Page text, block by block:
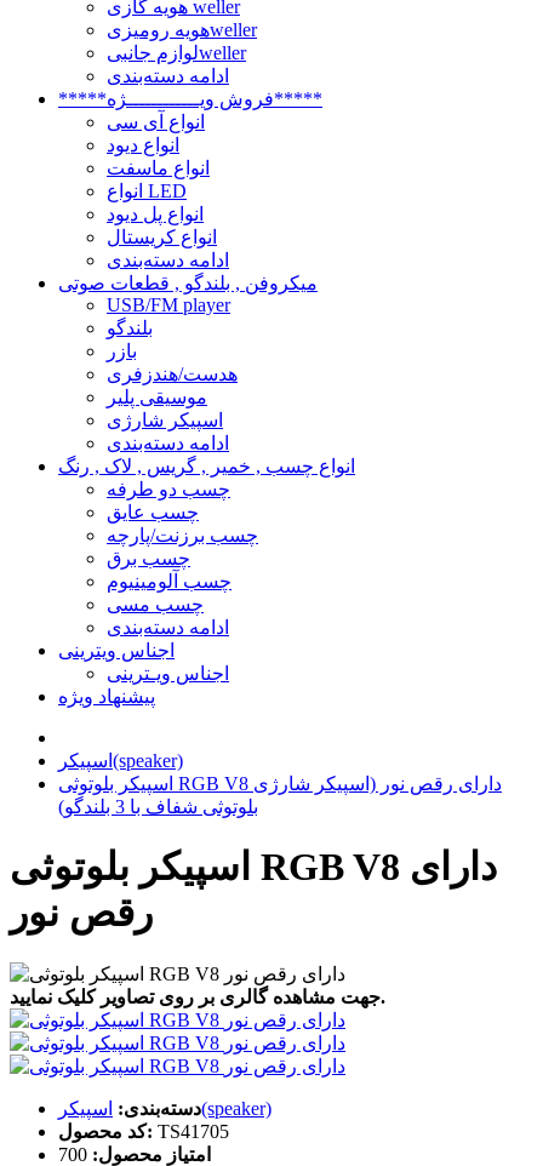
هویه گازی weller
هویه رومیزیweller
لوازم جانبیweller
ادامه دسته‌بندی
*****فروش ویــــــــــــژه*****
انواع آی سی
انواع دیود
انواع ماسفت
انواع LED
انواع پل دیود
انواع کریستال
ادامه دسته‌بندی
میکروفن , بلندگو , قطعات صوتی
USB/FM player
بلندگو
بازر
هدست/هندزفری
موسیقی پلیر
اسپیکر شارژی
ادامه دسته‌بندی
انواع چسب , خمیر , گریس , لاک , رنگ
چسب دو طرفه
چسب عایق
چسب برزنت/پارچه
چسب برق
چسب آلومینیوم
چسب مسی
ادامه دسته‌بندی
اجناس ویترینی
اجناس ویـترینی
پیشنهاد ویژه
اسپیکر(speaker)
اسپیکر بلوتوثی RGB V8 دارای رقص نور (اسپیکر شارژی
بلوتوثی شفاف با 3 بلندگو)
اسپیکر بلوتوثی RGB V8 دارای
رقص نور
جهت مشاهده گالری بر روی تصاویر کلیک نمایید.
دسته‌بندی:اسپیکر(speaker)
کد محصول: TS41705
امتیاز محصول: 700